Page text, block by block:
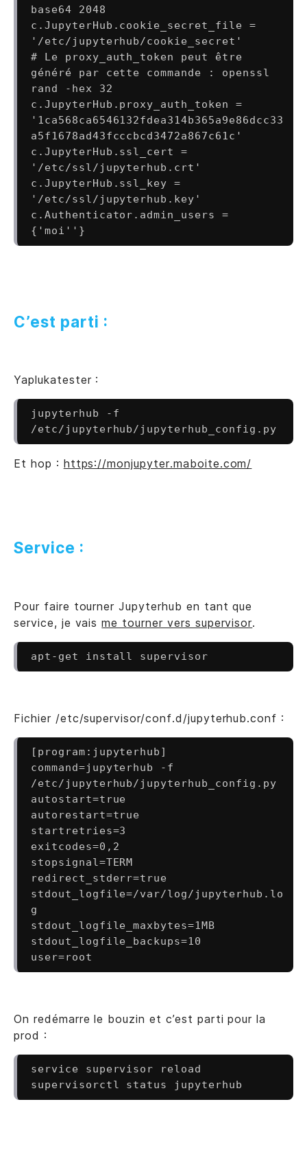
base64 2048
c.JupyterHub.cookie_secret_file =
'/etc/jupyterhub/cookie_secret'
# Le proxy_auth_token peut être
généré par cette commande : openssl
rand -hex 32
c.JupyterHub.proxy_auth_token =
'1ca568ca6546132fdea314b365a9e86dcc33
a5f1678ad43fcccbcd3472a867c61c'
c.JupyterHub.ssl_cert =
'/etc/ssl/jupyterhub.crt'
c.JupyterHub.ssl_key =
'/etc/ssl/jupyterhub.key'
c.Authenticator.admin_users =
{'moi''}
C’est parti :
Yaplukatester :
jupyterhub -f
Et hop : https://monjupyter.maboite.com/
Service :
Pour faire tourner Jupyterhub en tant que
service, je vaisme tourner vers supervisor.
apt-get install supervisor
Fichier /etc/supervisor/conf.d/jupyterhub.conf :
[program:jupyterhub]
command=jupyterhub -f
/etc/jupyterhub/jupyterhub_config.py
autostart=true
autorestart=true
startretries=3
exitcodes=0,2
stopsignal=TERM
redirect_stderr=true
stdout_logfile=/var/log/jupyterhub.lo
g
stdout_logfile_maxbytes=1MB
stdout_logfile_backups=10
user=root
On redémarre le bouzin et c’est parti pour la
prod :
service supervisor reload